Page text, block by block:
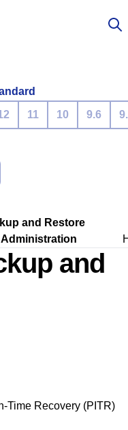
11 10 9.6
and Restore
Administration
and
Time Recovery (PITR)